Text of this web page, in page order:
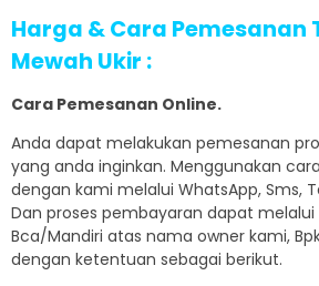
Harga & Cara Pemesanan
Mewah Ukir :
Cara Pemesanan Online.
Anda dapat melakukan pemesanan
yang anda inginkan. Menggunakan
dengan kami melalui WhatsApp, Sms,
Dan proses pembayaran dapat
Bca/Mandiri atas nama owner kami,
dengan ketentuan sebagai berikut.